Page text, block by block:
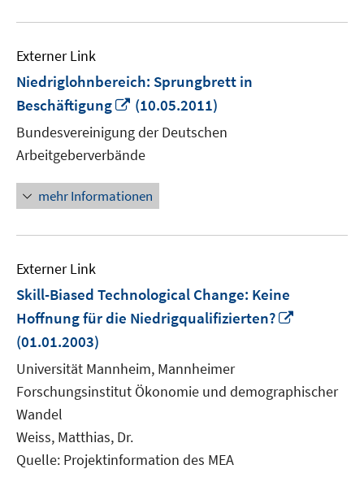
Externer Link
Niedriglohnbereich: Sprungbrett in
Beschäftigung
In
neuem
Fenster
öffnen
(10.05.2011)
Bundesvereinigung der Deutschen
Arbeitgeberverbände
mehr Informationen
Externer Link
Skill-Biased Technological Change: Keine
Hoffnung für die Niedrigqualifizierten?
(01.01.2003)
Universität Mannheim, Mannheimer
Forschungsinstitut Ökonomie und demographischer
Wandel
Weiss, Matthias, Dr.
Quelle: Projektinformation des MEA